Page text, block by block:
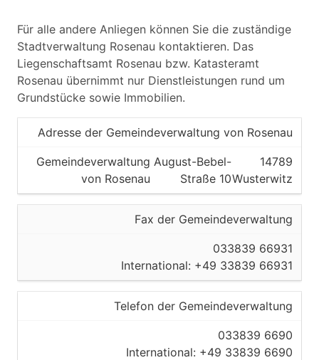
Für alle andere Anliegen können Sie die zuständige
Stadtverwaltung Rosenau kontaktieren. Das
Liegenschaftsamt Rosenau bzw. Katasteramt
Rosenau übernimmt nur Dienstleistungen rund um
Grundstücke sowie Immobilien.
Adresse der Gemeindeverwaltung von Rosenau
Gemeindeverwaltung
von Rosenau
August-Bebel-
Straße 10
14789
Wusterwitz
Fax der Gemeindeverwaltung
033839 66931
International: +49 33839 66931
Telefon der Gemeindeverwaltung
033839 6690
International: +49 33839 6690